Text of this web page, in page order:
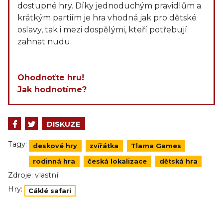
dostupné hry. Díky jednoduchým pravidlům a
krátkým partiím je hra vhodná jak pro dětské
oslavy, tak i mezi dospělými, kteří potřebují
zahnat nudu.
Ohodnoťte hru!
Jak hodnotíme?
DISKUZE
Tagy: deskové hry zvířátka Tlama Games
rodinná hra česká lokalizace dětská hra
Zdroje: vlastní
Hry:
Cáklé safari